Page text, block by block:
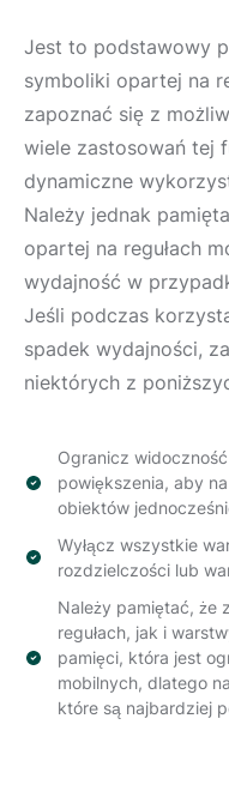
Jest to podstawowy
symboliki opartej na
zapoznać się z
wiele zastosowań tej
dynamiczne
Należy jednak
opartej na regułach
wydajność w
Jeśli podczas
spadek wydajności,
niektórych z
Ogranicz
powiększenia, aby
obiektów
Wyłącz wszystkie
rozdzielczości lub
Należy pamiętać, że
regułach, jak i
pamięci, która jest
mobilnych, dlatego
które są najbardziej